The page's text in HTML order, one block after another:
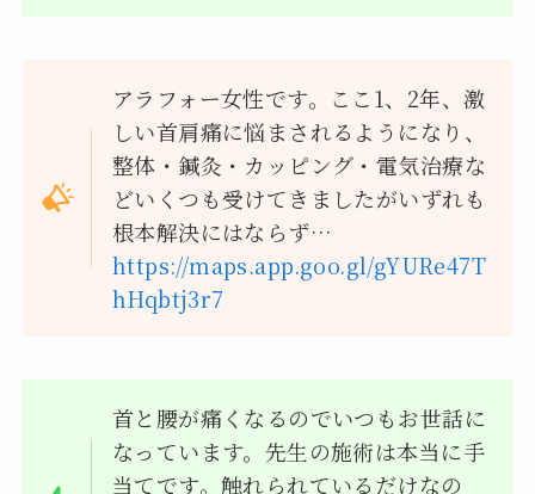
アラフォー女性です。ここ1、2年、激
しい首肩痛に悩まされるようになり、
整体・鍼灸・カッピング・電気治療な
どいくつも受けてきましたがいずれも
根本解決にはならず…
https://maps.app.goo.gl/gYURe47T
hHqbtj3r7
首と腰が痛くなるのでいつもお世話に
なっています。先生の施術は本当に手
当てです。触れられているだけなの